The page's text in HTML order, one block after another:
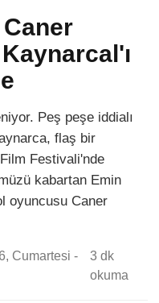
Peş peşe iddialı
flaş bir
Festivali'nde
kabartan Emin
oyuncusu Caner
Cumartesi -
3 dk
okuma